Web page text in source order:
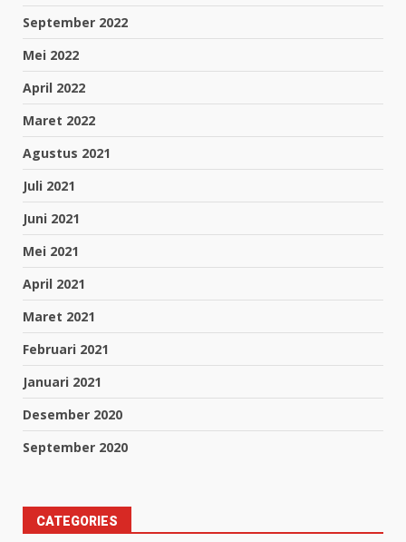
September 2022
Mei 2022
April 2022
Maret 2022
Agustus 2021
Juli 2021
Juni 2021
Mei 2021
April 2021
Maret 2021
Februari 2021
Januari 2021
Desember 2020
September 2020
CATEGORIES